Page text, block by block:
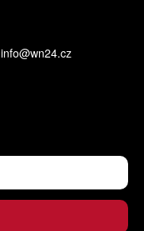
info@wn24.cz